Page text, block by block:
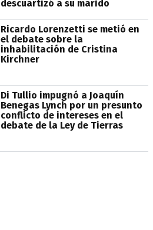
descuartizó a su marido
Ricardo Lorenzetti se metió en
el debate sobre la
inhabilitación de Cristina
Kirchner
Di Tullio impugnó a Joaquín
Benegas Lynch por un presunto
conflicto de intereses en el
debate de la Ley de Tierras